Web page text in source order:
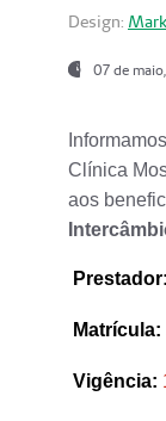
Design:
07 de
Clínica
aos
Prestador:
Matrícula:
Vigência: